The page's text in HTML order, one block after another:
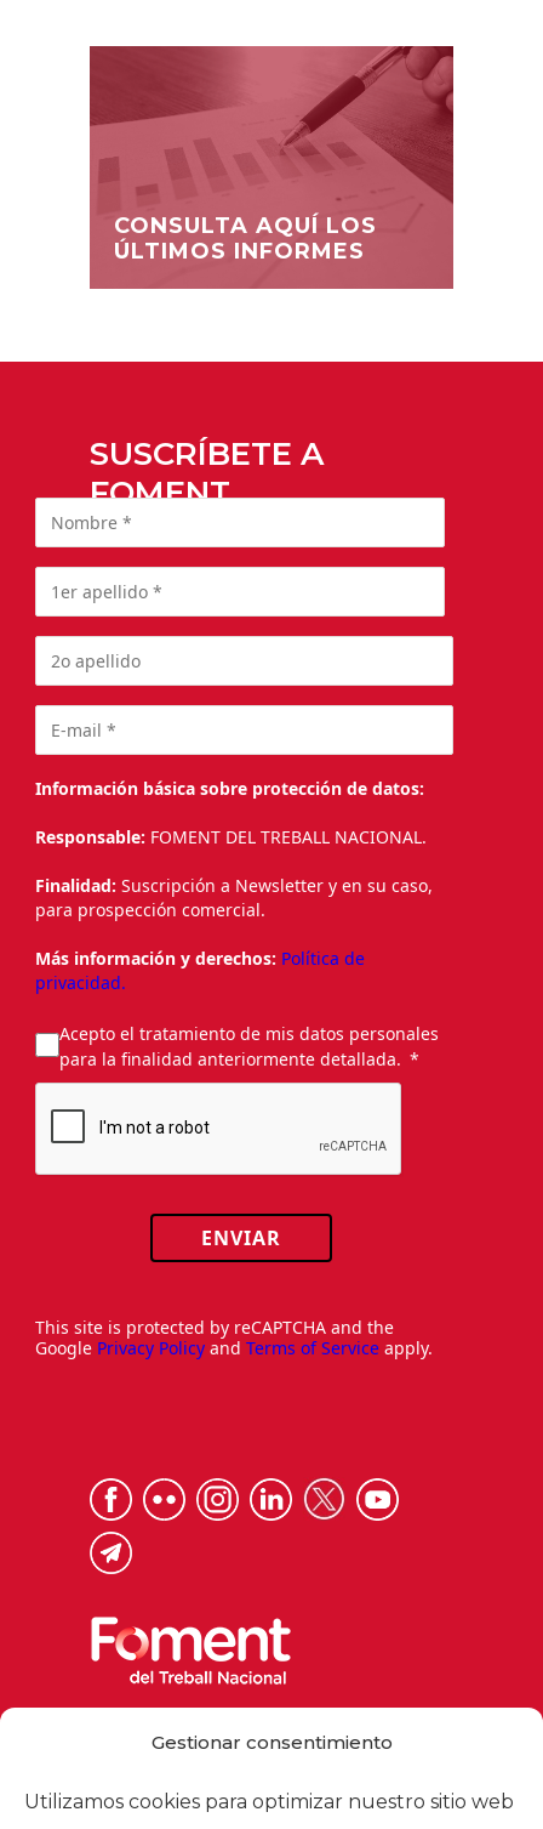
Gestionar consentimiento
Utilizamos cookies para optimizar nuestro sitio web
CONSULTA AQUÍ LOS
ÚLTIMOS INFORMES
SUSCRÍBETE A
FOMENT
Información básica sobre protección de datos:
Responsable: FOMENT DEL TREBALL NACIONAL.
Finalidad: Suscripción a Newsletter y en su caso,
para prospección comercial.
Más información y derechos: Política de
privacidad.
Acepto el tratamiento de mis datos personales
para la finalidad anteriormente detallada.
ENVIAR
This site is protected by reCAPTCHA and the
Google Privacy Policy and Terms of Service apply.
foment@foment.com